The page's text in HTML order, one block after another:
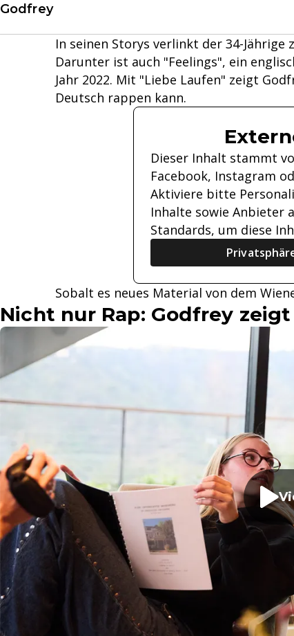
Godfrey
In seinen Storys verlinkt der 34-Jährige
Darunter ist auch "Feelings", ein
Jahr 2022. Mit "Liebe Laufen" zeigt
Deutsch rappen kann.
Dieser Inhalt stammt
Facebook, Instagram
Aktiviere bitte
Inhalte sowie Anbieter
Standards, um diese
Sobalt es neues Material von dem
Nicht nur Rap: Godfrey